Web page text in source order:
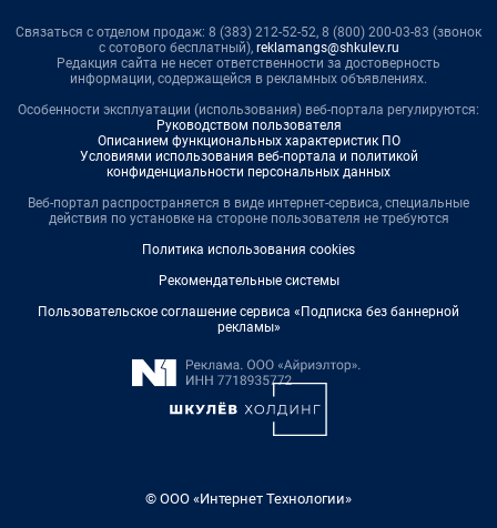
Связаться с отделом продаж: 8 (383) 212-52-52, 8 (800) 200-03-83 (звонок
с сотового бесплатный), reklamangs@shkulev.ru
Редакция сайта не несет ответственности за достоверность
информации, содержащейся в рекламных объявлениях.
Особенности эксплуатации (использования) веб-портала регулируются:
Руководством пользователя
Описанием функциональных характеристик ПО
Условиями использования веб-портала и политикой
конфиденциальности персональных данных
Веб-портал распространяется в виде интернет-сервиса, специальные
действия по установке на стороне пользователя не требуются
Политика использования cookies
Рекомендательные системы
Пользовательское соглашение сервиса «Подписка без баннерной
рекламы»
© ООО «Интернет Технологии»